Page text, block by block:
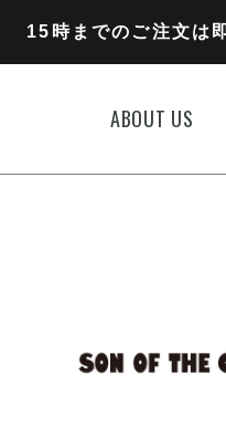
15時までのご注文は
ABOUT US